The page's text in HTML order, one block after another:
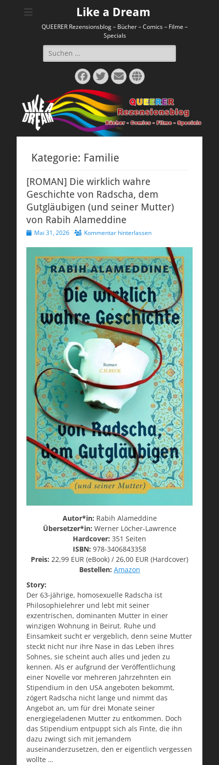
Like a Dream
QUEERER Rezensionsblog – Bücher – Comics – Filme –
Specials
Suchen
nach:
Facebook
Twitter
E-
Mail
Website
Kategorie: Familie
[ROMAN] Die wirklich wahre
Geschichte von Radscha, dem
Gutgläubigen (und seiner Mutter)
von Rabih Alameddine
Veröffentlicht
Mai 31, 2026 Kommentar hinterlassen
Autor*in: Rabih Alameddine
Übersetzer*in: Werner Löcher-Lawrence
Hardcover: 351 Seiten
ISBN: 978-3406843358
Preis: 22,99 EUR (eBook) / 26,00 EUR (Hardcover)
Bestellen: Amazon
Story:
Der 63-jährige, homosexuelle Radscha ist
Philosophielehrer und lebt mit seiner
exzentrischen, dominanten Mutter in einer
winzigen Wohnung in Beirut. Ruhe und
Einsamkeit sucht er vergeblich, denn seine Mutter
steckt nicht nur ihre Nase in das Leben ihres
Sohnes, sie scheint auch alles und jeden zu
kennen. Als er aufgrund der Veröffentlichung
einer Novelle vor mehreren Jahrzehnten ein
Stipendium in den USA angeboten bekommt,
zögert Radscha nicht lange und nimmt das
Angebot an, um für drei Monate seiner
energiegeladenen Mutter zu entkommen. Doch
das Stipendium entpuppt sich als Finte, die ihn
dazu zwingt sich mit jemandem
auseinanderzusetzen, den er eigentlich vergessen
wollte …